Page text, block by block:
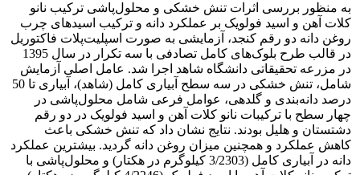
به منظور بررسی اثرات تنش خشکی و محلول‌پاشی ترکیب نانو
کلات آهن و اسید فولویک بر عملکرد دانه و ترکیب اسیدهای چرب
روغن دانه دو رقم کنجد، آزمایشی به صورت اسپلیت‌پلات فاکتوریل
در قالب طرح بلوک‌های کامل تصادفی با سه تکرار در سال 1395
در مزرعه تحقیقاتی دانشگاه شاهد اجرا شد. عامل اصلی آزمایش
شامل، تنش خشکی در سه سطح آبیاری کامل (شاهد)، آبیاری تا 50
درصد دانه‌بندی و گلدهی، عوامل فرعی شامل محلول‌پاشی در
چهار سطح با ترکیبات نانو کلات آهن و اسید فولویک در دو رقم
دشتستان و هلیل بودند. نتایج نشان داد که تنش خشکی باعث
کاهش عملکرد و همچنین میزان روغن دانه گردید. بیشترین عملکرد
دانه در آبیاری کامل (3/2303 کیلوگرم در هکتار) و محلول‌پاشی با